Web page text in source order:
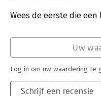
weg in te slaan, gebaseerd
De monsters van onze tijd
maar ook een
aan een betere toekomst.
Verschijningsdatum:
25-2-
Wees de eerste die
Schrijf een recensie
Uw
Log in om uw waardering te